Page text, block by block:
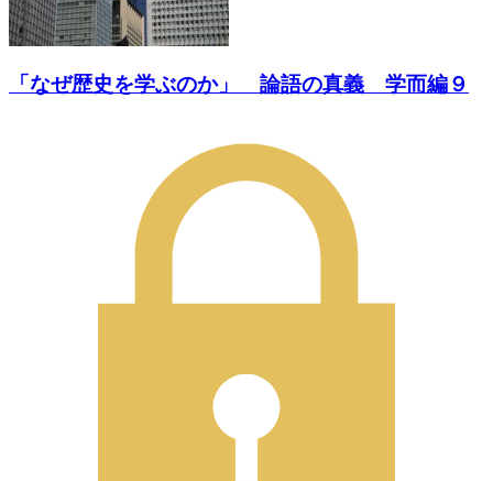
「なぜ歴史を学ぶのか」 論語の真義 学而編９